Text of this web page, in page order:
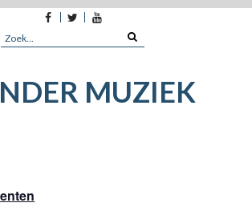
Facebook
TwitterYoutube
Search